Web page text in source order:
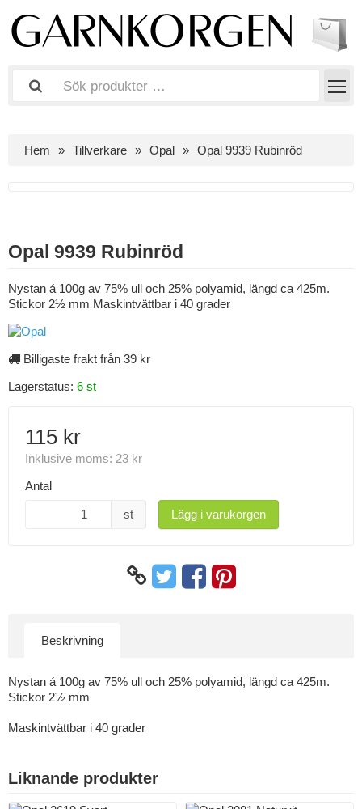
Hem Tillverkare Opal Opal 9939 Rubinröd
Opal 9939 Rubinröd
Nystan á 100g av 75% ull och 25% polyamid, längd ca 425m.
Stickor 2½ mm Maskintvättbar i 40 grader
Billigaste frakt från 39 kr
Lagerstatus: 6 st
115 kr
Inklusive moms: 23 kr
Antal
st Lägg i varukorgen
Beskrivning
Nystan á 100g av 75% ull och 25% polyamid, längd ca 425m.
Stickor 2½ mm
Maskintvättbar i 40 grader
Liknande produkter